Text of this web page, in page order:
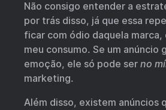
Não consigo entender a
por trás disso, já que essa
ficar com ódio daquela marca,
meu consumo. Se um anúncio
emoção, ele só pode ser no
marketing.
Além disso, existem anúncios